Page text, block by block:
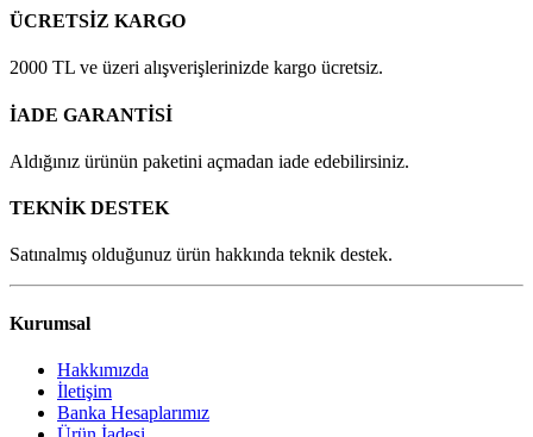
ÜCRETSİZ KARGO
2000 TL ve üzeri alışverişlerinizde kargo ücretsiz.
İADE GARANTİSİ
Aldığınız ürünün paketini açmadan iade edebilirsiniz.
TEKNİK DESTEK
Satınalmış olduğunuz ürün hakkında teknik destek.
Kurumsal
Hakkımızda
İletişim
Banka Hesaplarımız